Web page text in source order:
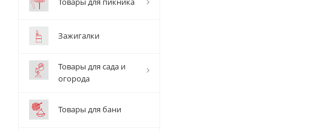
Зажигалки
Товары для сада и
огорода
Товары для бани